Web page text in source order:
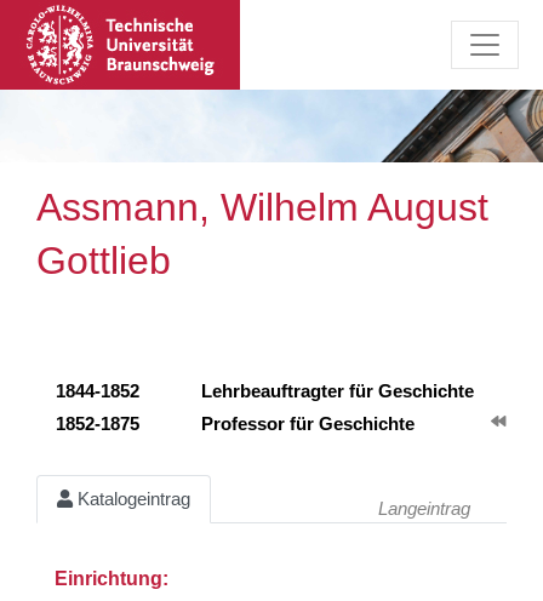
Assmann, Wilhelm August
Gottlieb
1844-1852
Lehrbeauftragter für Geschichte
1852-1875
Professor für Geschichte
Katalogeintrag Langeintrag
Einrichtung: